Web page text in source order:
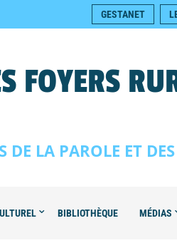
GESTANET
FOYERS
DE LA PAROLE ET
BIBLIOTHÈQUE MÉDIAS